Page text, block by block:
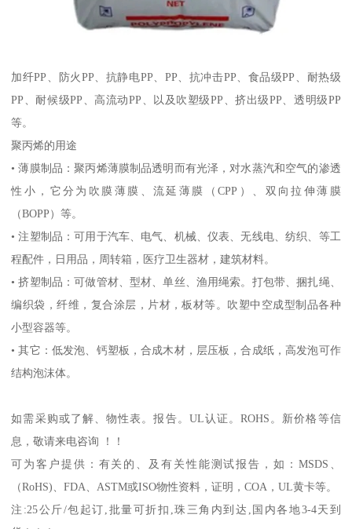
加纤PP 、防火 PP 、抗静电PP PP 、抗冲击PP 、食品级PP 、耐热级
PP 、耐候级PP 、高流动PP 、以及吹塑级PP 、挤出级PP 、透明级PP
等。
聚丙烯的用途
•薄膜制品：聚丙烯薄膜制品透明而有光泽，对水蒸汽和空气的渗透
性小，它分为吹膜薄膜、流延薄膜（CPP ）、双向拉伸薄膜
（BOPP ）等。
•注塑制品：可用于汽车、电气、机械、仪表、无线电、纺织、等工
程配件，日用品，周转箱，医疗卫生器材，建筑材料。
•挤塑制品：可做管材、型材、单丝、渔用绳索。打包带、捆扎绳、
编织袋，纤维，复合涂层，片材，板材等。吹塑中空成型制品各种
小型容器等。
•其它：低发泡、钙塑板，合成木材，层压板，合成纸，高发泡可作
结构泡沫体。
如需采购或了解、物性表。报告。 UL认证。ROHS 。新价格等信
息，敬请来电咨询 ！！
可为客户提供：有关的、及有关性能测试报告，如： MSDS
（RoHS) 、FDA ASTM或ISO物性资料，证明，COA ，UL黄卡等。
注 :25公斤/包起订 批量可折扣 珠三角内到达 国内各地3-4天到